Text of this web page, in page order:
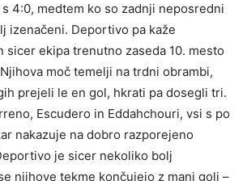
s 4:0, medtem ko so zadnji neposredni
izenačeni. Deportivo pa kaže
sicer ekipa trenutno zaseda 10. mesto
moč temelji na trdni obrambi,
prejeli le en gol, hkrati pa dosegli tri.
Escudero in Eddahchouri, vsi s po
nakazuje na dobro razporejeno
je sicer nekoliko bolj
njihove tekme končujejo z manj goli –